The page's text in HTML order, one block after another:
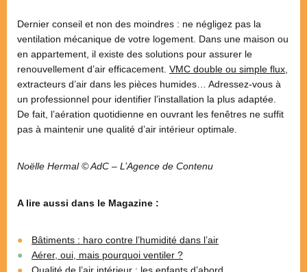
Dernier conseil et non des moindres : ne négligez pas la
ventilation mécanique de votre logement. Dans une maison ou
en appartement, il existe des solutions pour assurer le
renouvellement d’air efficacement. VMC double ou simple flux
extracteurs d’air dans les pièces humides… Adressez-vous à
un professionnel pour identifier l’installation la plus adaptée.
De fait, l’aération quotidienne en ouvrant les fenêtres ne suffit
pas à maintenir une qualité d’air intérieur optimale.
Noëlle Hermal © AdC – L’Agence de Contenu
A lire aussi dans le Magazine :
Bâtiments : haro contre l’humidité dans l’air
Aérer, oui, mais pourquoi ventiler ?